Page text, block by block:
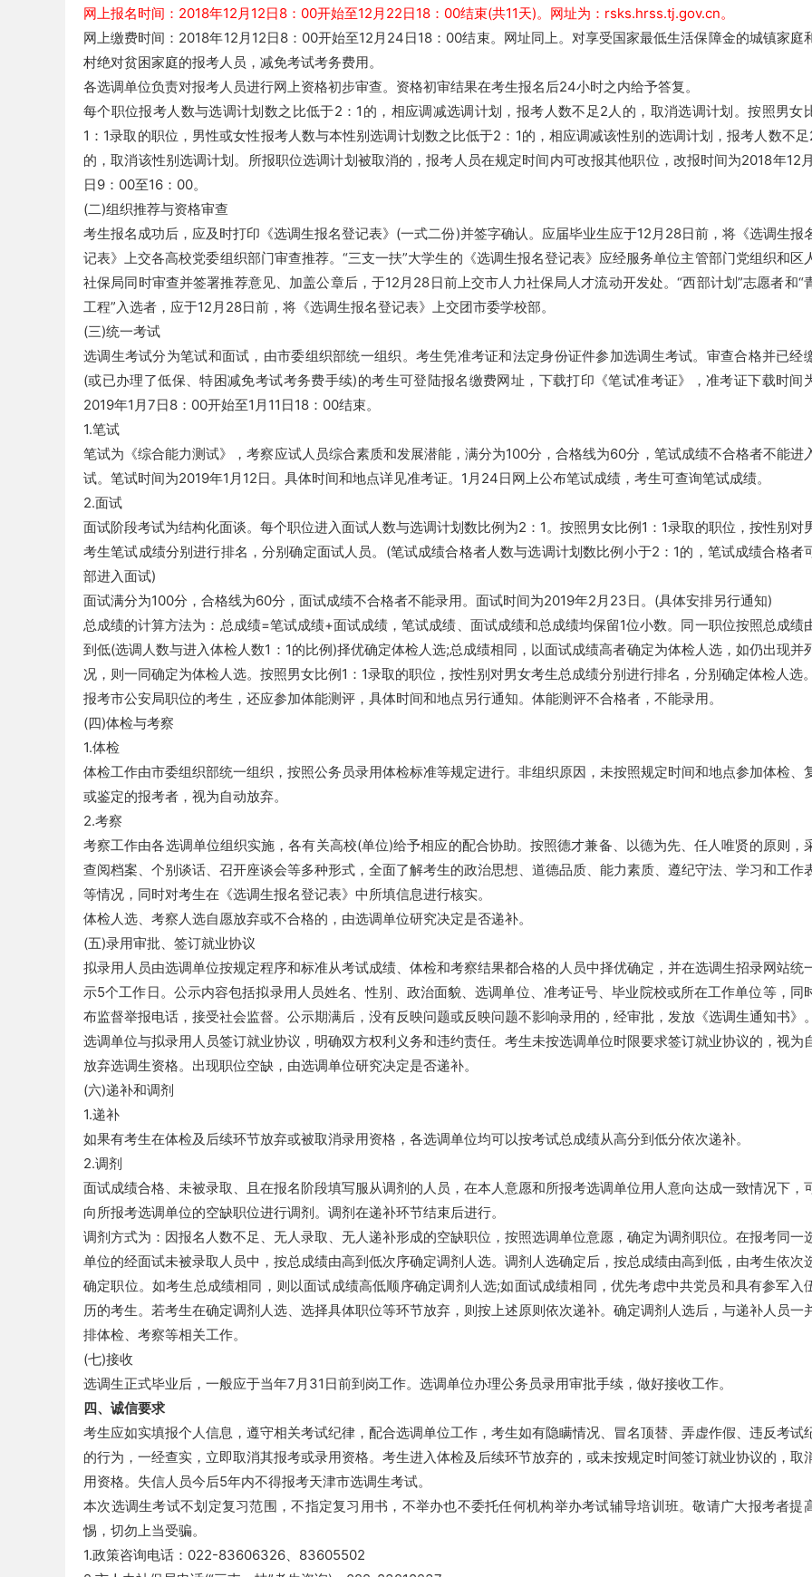
网上报名时间：2018年12月12日8：00开始至12月22日18：00结束(共11天)。网址为：rsks.hrss.tj.gov.cn。
网上缴费时间：2018年12月12日8：00开始至12月24日18：00结束。网址同上。对享受国家最低生活保障金的城镇家庭
村绝对贫困家庭的报考人员，减免考试考务费用。
各选调单位负责对报考人员进行网上资格初步审查。资格初审结果在考生报名后24小时之内给予答复。
每个职位报考人数与选调计划数之比低于2：1的，相应调减选调计划，报考人数不足2人的，取消选调计划。按照男女
1：1录取的职位，男性或女性报考人数与本性别选调计划数之比低于2：1的，相应调减该性别的选调计划，报考人数不足
的，取消该性别选调计划。所报职位选调计划被取消的，报考人员在规定时间内可改报其他职位，改报时间为2018年12
日9：00至16：00。
(二)组织推荐与资格审查
考生报名成功后，应及时打印《选调生报名登记表》(一式二份)并签字确认。应届毕业生应于12月28日前，将《选调生报
记表》上交各高校党委组织部门审查推荐。“三支一扶”大学生的《选调生报名登记表》应经服务单位主管部门党组织和区
社保局同时审查并签署推荐意见、加盖公章后，于12月28日前上交市人力社保局人才流动开发处。“西部计划”志愿者和“
工程”入选者，应于12月28日前，将《选调生报名登记表》上交团市委学校部。
(三)统一考试
选调生考试分为笔试和面试，由市委组织部统一组织。考生凭准考证和法定身份证件参加选调生考试。审查合格并已经
(或已办理了低保、特困减免考试考务费手续)的考生可登陆报名缴费网址，下载打印《笔试准考证》，准考证下载时间
2019年1月7日8：00开始至1月11日18：00结束。
1.笔试
笔试为《综合能力测试》，考察应试人员综合素质和发展潜能，满分为100分，合格线为60分，笔试成绩不合格者不能进
试。笔试时间为2019年1月12日。具体时间和地点详见准考证。1月24日网上公布笔试成绩，考生可查询笔试成绩。
2.面试
面试阶段考试为结构化面谈。每个职位进入面试人数与选调计划数比例为2：1。按照男女比例1：1录取的职位，按性别对
考生笔试成绩分别进行排名，分别确定面试人员。(笔试成绩合格者人数与选调计划数比例小于2：1的，笔试成绩合格者
部进入面试)
面试满分为100分，合格线为60分，面试成绩不合格者不能录用。面试时间为2019年2月23日。(具体安排另行通知)
总成绩的计算方法为：总成绩=笔试成绩+面试成绩，笔试成绩、面试成绩和总成绩均保留1位小数。同一职位按照总成绩
到低(选调人数与进入体检人数1：1的比例)择优确定体检人选;总成绩相同，以面试成绩高者确定为体检人选，如仍出现并
况，则一同确定为体检人选。按照男女比例1：1录取的职位，按性别对男女考生总成绩分别进行排名，分别确定体检人选。
报考市公安局职位的考生，还应参加体能测评，具体时间和地点另行通知。体能测评不合格者，不能录用。
(四)体检与考察
1.体检
体检工作由市委组织部统一组织，按照公务员录用体检标准等规定进行。非组织原因，未按照规定时间和地点参加体检、
或鉴定的报考者，视为自动放弃。
2.考察
考察工作由各选调单位组织实施，各有关高校(单位)给予相应的配合协助。按照德才兼备、以德为先、任人唯贤的原则，
查阅档案、个别谈话、召开座谈会等多种形式，全面了解考生的政治思想、道德品质、能力素质、遵纪守法、学习和工作
等情况，同时对考生在《选调生报名登记表》中所填信息进行核实。
体检人选、考察人选自愿放弃或不合格的，由选调单位研究决定是否递补。
(五)录用审批、签订就业协议
拟录用人员由选调单位按规定程序和标准从考试成绩、体检和考察结果都合格的人员中择优确定，并在选调生招录网站统
示5个工作日。公示内容包括拟录用人员姓名、性别、政治面貌、选调单位、准考证号、毕业院校或所在工作单位等，同
布监督举报电话，接受社会监督。公示期满后，没有反映问题或反映问题不影响录用的，经审批，发放《选调生通知书》
选调单位与拟录用人员签订就业协议，明确双方权利义务和违约责任。考生未按选调单位时限要求签订就业协议的，视为
放弃选调生资格。出现职位空缺，由选调单位研究决定是否递补。
(六)递补和调剂
1.递补
如果有考生在体检及后续环节放弃或被取消录用资格，各选调单位均可以按考试总成绩从高分到低分依次递补。
2.调剂
面试成绩合格、未被录取、且在报名阶段填写服从调剂的人员，在本人意愿和所报考选调单位用人意向达成一致情况下，
向所报考选调单位的空缺职位进行调剂。调剂在递补环节结束后进行。
调剂方式为：因报名人数不足、无人录取、无人递补形成的空缺职位，按照选调单位意愿，确定为调剂职位。在报考同一
单位的经面试未被录取人员中，按总成绩由高到低次序确定调剂人选。调剂人选确定后，按总成绩由高到低，由考生依次
确定职位。如考生总成绩相同，则以面试成绩高低顺序确定调剂人选;如面试成绩相同，优先考虑中共党员和具有参军入
历的考生。若考生在确定调剂人选、选择具体职位等环节放弃，则按上述原则依次递补。确定调剂人选后，与递补人员一
排体检、考察等相关工作。
(七)接收
选调生正式毕业后，一般应于当年7月31日前到岗工作。选调单位办理公务员录用审批手续，做好接收工作。
四、诚信要求
考生应如实填报个人信息，遵守相关考试纪律，配合选调单位工作，考生如有隐瞒情况、冒名顶替、弄虚作假、违反考试
的行为，一经查实，立即取消其报考或录用资格。考生进入体检及后续环节放弃的，或未按规定时间签订就业协议的，取
用资格。失信人员今后5年内不得报考天津市选调生考试。
本次选调生考试不划定复习范围，不指定复习用书，不举办也不委托任何机构举办考试辅导培训班。敬请广大报考者提
惕，切勿上当受骗。
1.政策咨询电话：022-83606326、83605502